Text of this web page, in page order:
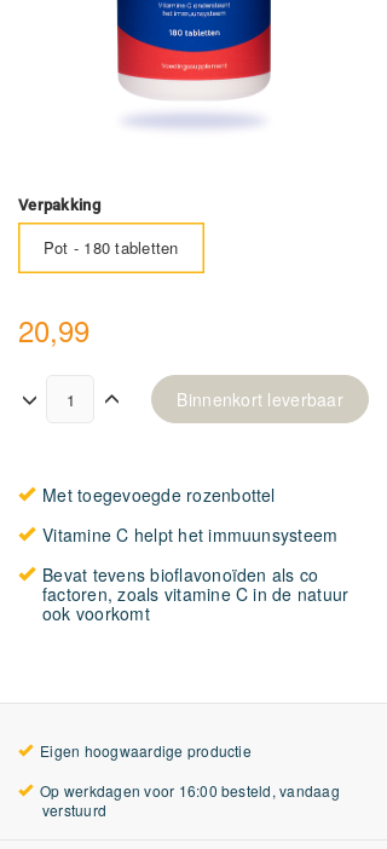
Verpakking
Pot - 180 tabletten
20,99
Binnenkort leverbaar
Met toegevoegde rozenbottel
Vitamine C helpt het immuunsysteem
Bevat tevens bioflavonoïden als co
factoren, zoals vitamine C in de natuur
ook voorkomt
Eigen hoogwaardige productie
Op werkdagen voor 16:00 besteld, vandaag
verstuurd